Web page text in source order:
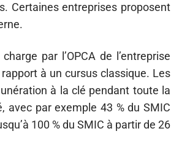
Certaines entreprises proposent
par l’OPCA de l’entreprise
à un cursus classique. Les
à la clé pendant toute la
avec par exemple 43 % du SMIC
100 % du SMIC à partir de 26